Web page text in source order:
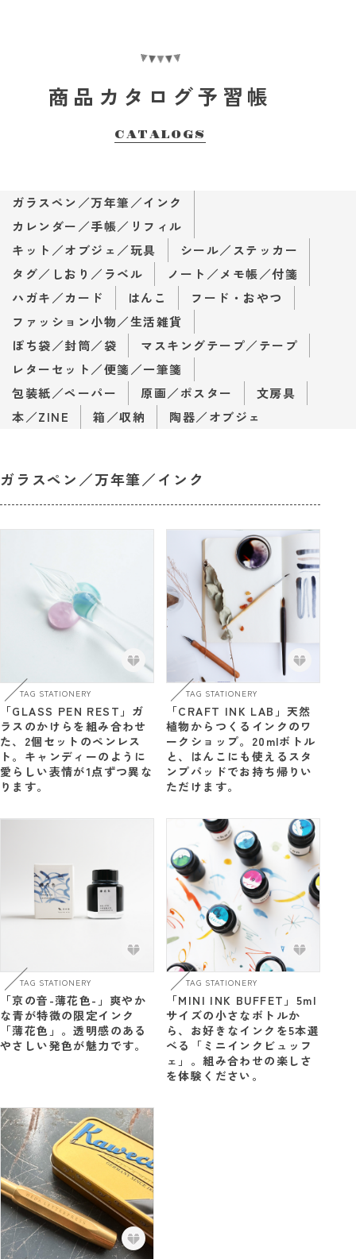
商品カタログ予習帳
CATALOGS
ガラスペン／万年筆／インク
カレンダー／手帳／リフィル
キット／オブジェ／玩具
シール／ステッカー
タグ／しおり／ラベル
ノート／メモ帳／付箋
ハガキ／カード
はんこ
フード・おやつ
ファッション小物／生活雑貨
ぽち袋／封筒／袋
マスキングテープ／テープ
レターセット／便箋／一筆箋
包装紙／ペーパー
原画／ポスター
文房具
本／ZINE
箱／収納 陶器／オブジェ
ガラスペン／万年筆／インク
TAG STATIONERY
「GLASS PEN REST」ガ
ラスのかけらを組み合わせ
た、2個セットのペンレス
ト。キャンディーのように
愛らしい表情が1点ずつ異な
ります。
TAG STATIONERY
「CRAFT INK LAB」天然
植物からつくるインクのワ
ークショップ。20mlボトル
と、はんこにも使えるスタ
ンプパッドでお持ち帰りい
ただけます。
TAG STATIONERY
「京の音-薄花色-」爽やか
な青が特徴の限定インク
「薄花色」。透明感のある
やさしい発色が魅力です。
TAG STATIONERY
「MINI INK BUFFET」5ml
サイズの小さなボトルか
ら、お好きなインクを5本選
べる「ミニインクビュッフ
ェ」。組み合わせの楽しさ
を体験ください。